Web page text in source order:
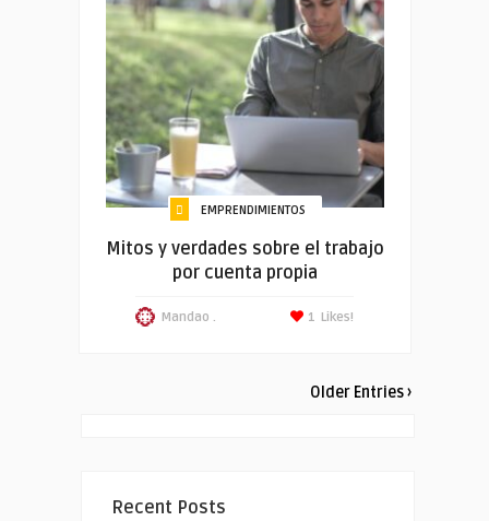
EMPRENDIMIENTOS
Mitos y verdades sobre el trabajo
por cuenta propia
Mandao . Likes!
1
Older Entries ›
Recent Posts